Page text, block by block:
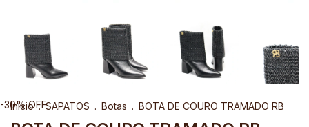
Início . SAPATOS . Botas . BOTA DE COURO TRAMADO RB
-30%OFF